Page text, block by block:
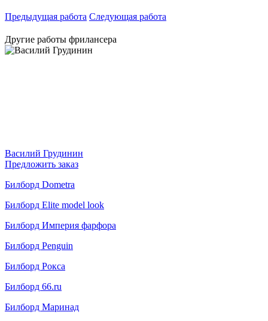
Предыдущая работа Следующая работа
Другие работы фрилансера
Василий Грудинин
Предложить заказ
Билборд Dometra
Билборд Elite model look
Билборд Империя фарфора
Билборд Penguin
Билборд Рокса
Билборд 66.ru
Билборд Маринад